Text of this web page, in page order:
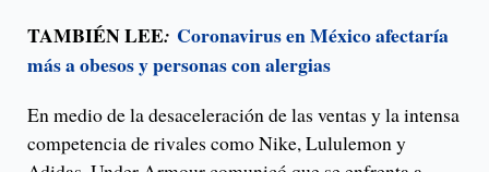
TAMBIÉN LEE: Coronavirus en México afectaría
más a obesos y personas con alergias
En medio de la desaceleración de las ventas y la intensa
competencia de rivales como Nike, Lululemon y